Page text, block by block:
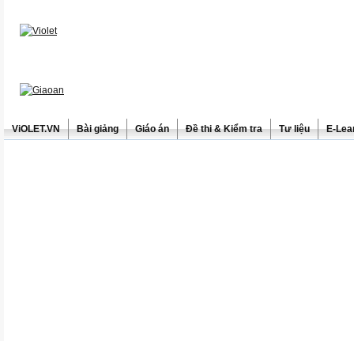
ViOLET.VN Bài giảng Giáo án Đề thi & Kiểm tra Tư liệu E-